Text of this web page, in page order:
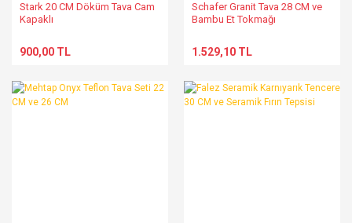
Stark 20 CM Döküm Tava Cam
Kapaklı
900,00 TL
Schafer Granit Tava 28 CM ve
Bambu Et Tokmağı
1.529,10 TL